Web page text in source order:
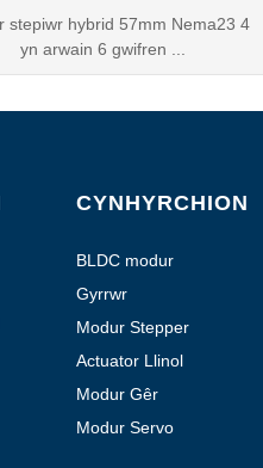
stepiwr hybrid 57mm Nema23 4
yn arwain 6 gwifren ...
CYNHYRCHION
BLDC modur
Gyrrwr
Modur Stepper
Hybrid
Actuator Llinol
Modur Gêr
Planedau
Modur Servo